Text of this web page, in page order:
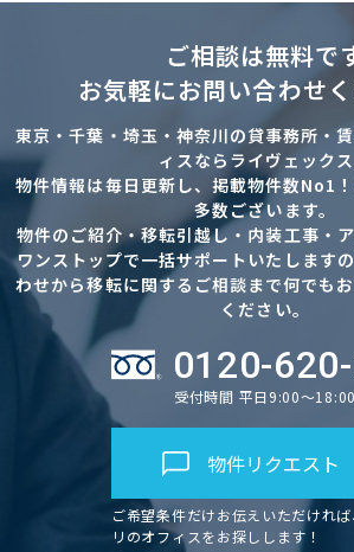
ご相談は無料で
お気軽にお問い合わせく
東京・千葉・埼玉・神奈川の貸事務所・
ィスならライヴェックス
物件情報は毎日更新し、掲載物件数No1
多数ございます。
物件のご紹介・移転引越し・内装工事・
ワンストップで一括サポートいたします
わせから移転に関するご相談まで何でも
ください。
0120-
受付時間 平日9:00～18:00
物件リクエスト
ご希望条件だけお伝えいただけれ
リのオフィスをお探しします！